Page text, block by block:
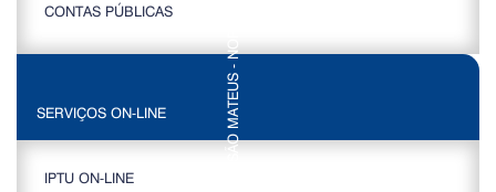
CONTAS PÚBLICAS
SERVIÇOS ON-LINE
IPTU ON-LINE